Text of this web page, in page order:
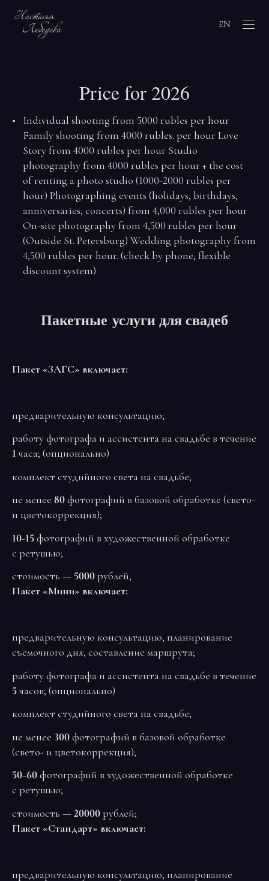
EN
Price for 2026
Individual shooting from 5000 rubles per hour
Family shooting from 4000 rubles. per hour Love
Story from 4000 rubles per hour Studio
photography from 4000 rubles per hour + the cost
of renting a photo studio (1000-2000 rubles per
hour) Photographing events (holidays, birthdays,
anniversaries, concerts) from 4,000 rubles per hour
On-site photography from 4,500 rubles per hour
(Outside St. Petersburg) Wedding photography from
4,500 rubles per hour. (check by phone, flexible
discount system)
Пакетные услуги для свадеб
Пакет «ЗАГС» включает:
предварительную консультацию;
работу фотографа и ассистента на свадьбе в течение
1часа; (опционально)
комплект студийного света на свадьбе;
не менее 80фотографий в базовой обработке (свето-
и цветокоррекция);
10-15фотографий в художественной обработке
с ретушью;
стоимость — 5000рублей;
Пакет «Мини» включает:
предварительную консультацию, планирование
съемочного дня, составление маршрута;
работу фотографа и ассистента на свадьбе в течение
5часов; (опционально)
комплект студийного света на свадьбе;
не менее 300фотографий в базовой обработке
(свето- и цветокоррекция);
50−60фотографий в художественной обработке
с ретушью;
стоимость —20000рублей;
Пакет «Стандарт» включает:
предварительную консультацию, планирование